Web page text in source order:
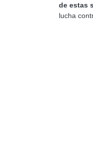
de estas
lucha